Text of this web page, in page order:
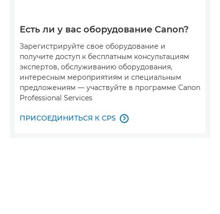
Есть ли у вас оборудование Canon?
Зарегистрируйте свое оборудование и
получите доступ к бесплатным консультациям
экспертов, обслуживанию оборудования,
интересным мероприятиям и специальным
предложениям — участвуйте в программе Canon
Professional Services
ПРИСОЕДИНИТЬСЯ К CPS 